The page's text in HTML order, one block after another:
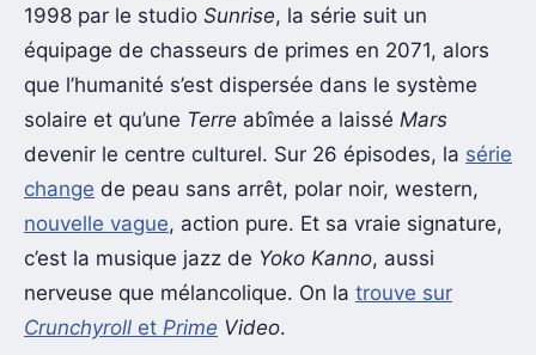
1998 par le studio Sunrise, la série suit un
équipage de chasseurs de primes en 2071, alors
que l’humanité s’est dispersée dans le système
solaire et qu’une Terre abîmée a laissé Mars
devenir le centre culturel. Sur 26 épisodes, la série
change de peau sans arrêt, polar noir, western,
nouvelle vague, action pure. Et sa vraie signature,
c’est la musique jazz de Yoko Kanno, aussi
nerveuse que mélancolique. On la trouve sur
Crunchyroll et Prime Video.